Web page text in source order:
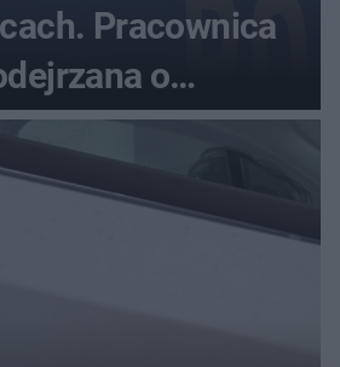
Pracownica
o
470 000 zł